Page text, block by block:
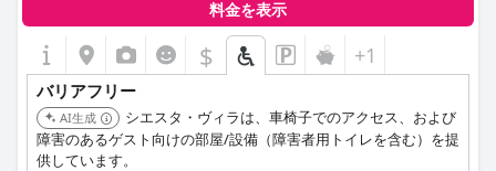
料金を表示
$ +1
バリアフリー
AI生成
シエスタ・ヴィラは、車椅子でのアクセス、および
障害のあるゲスト向けの部屋/設備（障害者用トイレを含む）を提
供しています。